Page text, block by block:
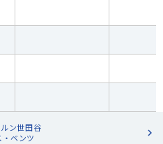
ン世田谷
・ベンツ